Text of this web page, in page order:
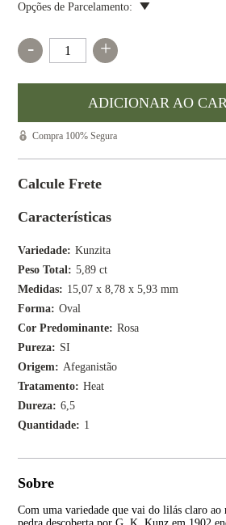
Características
Variedade
Kunzita
Peso Total
5,89 ct
Medidas
15,07 x 8,78 x 5,93 mm
Forma
Oval
Cor Predominante
Rosa
Pureza
SI
Origem
Afeganistão
Tratamento
Heat
Dureza
6,5
Quantidade
1
Sobre
Com uma variedade que vai do lilás claro ao
Opções de Parcelamento:
- +
Compra 100% Segura
Calcule Frete